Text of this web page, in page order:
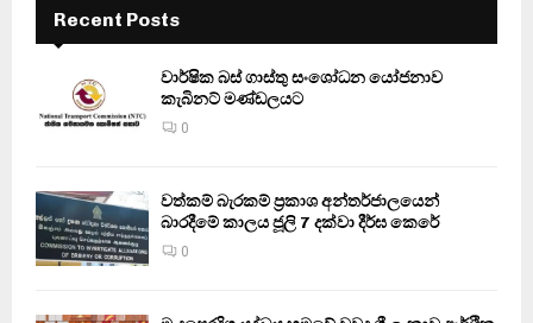
Recent Posts
වාර්ෂික බස් ගාස්තු සංශෝධන යෝජනාව
කැබිනට් මණ්ඩලයට
0
වත්කම් බැරකම් ප්‍රකාශ අන්තර්ජාලයෙන්
බාරදීමේ කාලය ජූලි 7 දක්වා දීර්ඝ කෙරේ
0